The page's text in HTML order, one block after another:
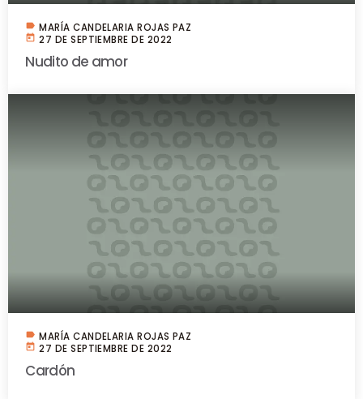
label MARÍA CANDELARIA ROJAS PAZ
today 27 DE SEPTIEMBRE DE 2022
Nudito de amor
label MARÍA CANDELARIA ROJAS PAZ
today 27 DE SEPTIEMBRE DE 2022
Cardón